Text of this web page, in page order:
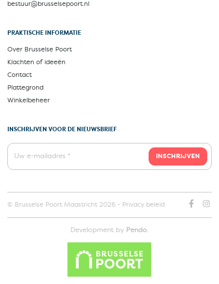
bestuur@brusselsepoort.nl
PRAKTISCHE INFORMATIE
Over Brusselse Poort
Klachten of ideeën
Contact
Plattegrond
Winkelbeheer
INSCHRIJVEN VOOR DE NIEUWSBRIEF
INSCHRIJVEN
© Brusselse Poort Maastricht 2026 - Privacy beleid
Development by Pendo.